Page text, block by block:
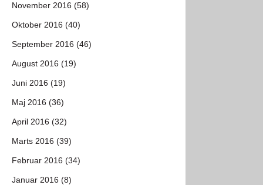
November 2016 (58)
Oktober 2016 (40)
September 2016 (46)
August 2016 (19)
Juni 2016 (19)
Maj 2016 (36)
April 2016 (32)
Marts 2016 (39)
Februar 2016 (34)
Januar 2016 (8)